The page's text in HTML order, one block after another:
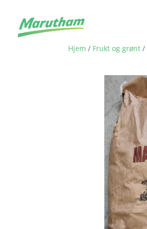
Hjem / Frukt og grønt /